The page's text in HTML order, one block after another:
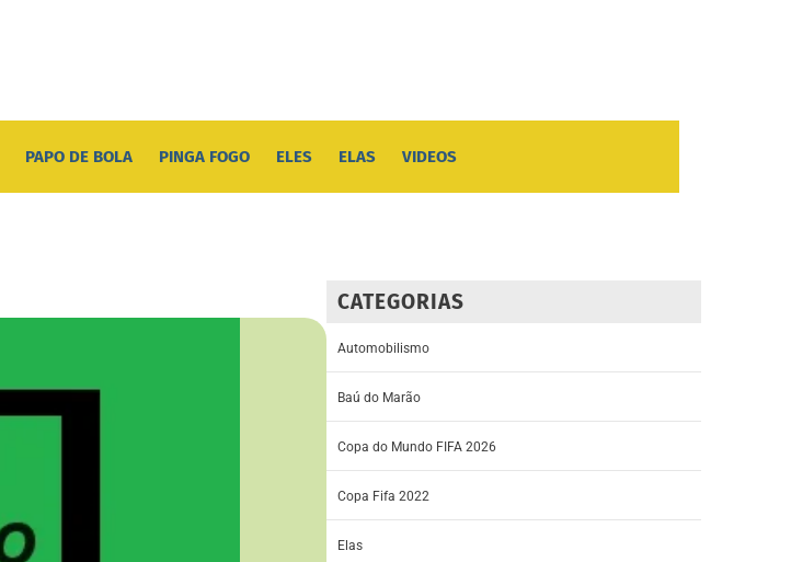
PAPO DE BOLA PINGA FOGO ELES ELAS VIDEOS
CATEGORIAS
Automobilismo
Baú do Marão
Copa do Mundo FIFA 2026
Copa Fifa 2022
Elas